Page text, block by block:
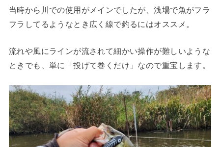
当時から川での使用がメインでしたが、浅場で魚がフラ
フラしてるようなとき広く線で釣るにはオススメ。
流れや風にラインが流されて細かい操作が難しいような
ときでも、単に「投げて巻くだけ」なので重宝します。